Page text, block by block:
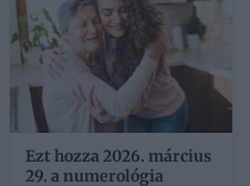
Ezt hozza 2026. március
29. a numerológia